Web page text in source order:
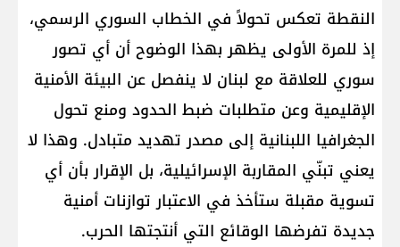
النقطة تعكس تحولاً في الخطاب السوري الرسمي،
إذ للمرة الأولى يظهر بهذا الوضوح أن أي تصور
سوري للعلاقة مع لبنان لا ينفصل عن البيئة الأمنية
الإقليمية وعن متطلبات ضبط الحدود ومنع تحول
الجغرافيا اللبنانية إلى مصدر تهديد متبادل. وهذا لا
يعني تبنّي المقاربة الإسرائيلية، بل الإقرار بأن أي
تسوية مقبلة ستأخذ في الاعتبار توازنات أمنية
جديدة تفرضها الوقائع التي أنتجتها الحرب.